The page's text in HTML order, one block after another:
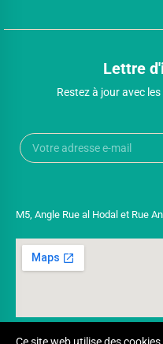
Lettre
Restez à jour avec
M5, Angle Rue al Hodal et Rue